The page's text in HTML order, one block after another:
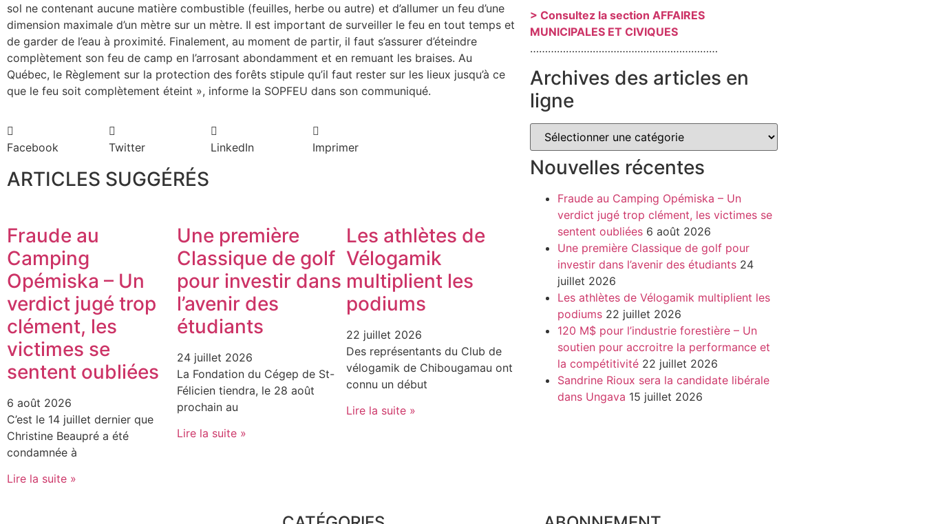
sol ne contenant aucune matière combustible (feuilles, herbe ou autre) et d’allumer un feu d’une
dimension maximale d’un mètre sur un mètre. Il est important de surveiller le feu en tout temps et
de garder de l’eau à proximité. Finalement, au moment de partir, il faut s’assurer d’éteindre
complètement son feu de camp en l’arrosant abondamment et en remuant les braises. Au
Québec, le Règlement sur la protection des forêts stipule qu’il faut rester sur les lieux jusqu’à ce
que le feu soit complètement éteint », informe la SOPFEU dans son communiqué.
Facebook Twitter LinkedIn Imprimer
ARTICLES SUGGÉRÉS
Fraude au
Camping
Opémiska – Un
verdict jugé trop
clément, les
victimes se
sentent oubliées
6 août 2026
C’est le 14 juillet dernier que
Christine Beaupré a été
condamnée à
Lire la suite »
Une première
Classique de golf
pour investir dans
l’avenir des
étudiants
24 juillet 2026
La Fondation du Cégep de St-
Félicien tiendra, le 28 août
prochain au
Lire la suite »
Les athlètes de
Vélogamik
multiplient les
podiums
22 juillet 2026
Des représentants du Club de
vélogamik de Chibougamau ont
connu un début
Lire la suite »
> Consultez la section AFFAIRES
MUNICIPALES ET CIVIQUES
………………………………………………………
Archives des articles en
ligne
Nouvelles récentes
Fraude au Camping Opémiska – Un
verdict jugé trop clément, les victimes se
sentent oubliées 6 août 2026
Une première Classique de golf pour
investir dans l’avenir des étudiants 24
juillet 2026
Les athlètes de Vélogamik multiplient les
podiums 22 juillet 2026
120 M$ pour l’industrie forestière – Un
soutien pour accroitre la performance et
la compétitivité 22 juillet 2026
Sandrine Rioux sera la candidate libérale
dans Ungava 15 juillet 2026